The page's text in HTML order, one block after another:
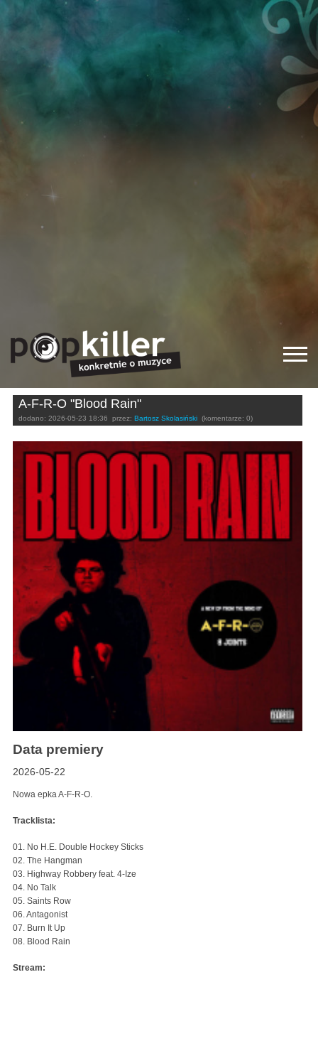
A-F-R-O "Blood Rain"
dodano: 2026-05-23 18:36 przez: Bartosz Skolasiński (komentarze: 0)
Data premiery
2026-05-22
Nowa epka A-F-R-O.
Tracklista:
01. No H.E. Double Hockey Sticks
02. The Hangman
03. Highway Robbery feat. 4-Ize
04. No Talk
05. Saints Row
06. Antagonist
07. Burn It Up
08. Blood Rain
Stream: